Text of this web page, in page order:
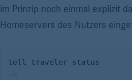
im Prinzip noch einmal explizit
Homeservers des Nutzers
- >